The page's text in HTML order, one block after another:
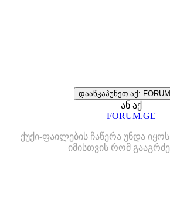
დააწკაპუნეთ აქ:
ან აქ
FORUM.GE
ქუქი-ფაილების ჩაწერა უნდა
იმისთვის რომ